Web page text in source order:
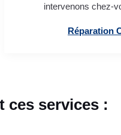
intervenons chez-
Réparation
ces services :